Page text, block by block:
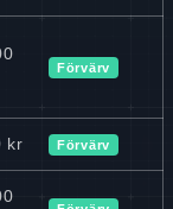
Förvärv
kr Förvärv